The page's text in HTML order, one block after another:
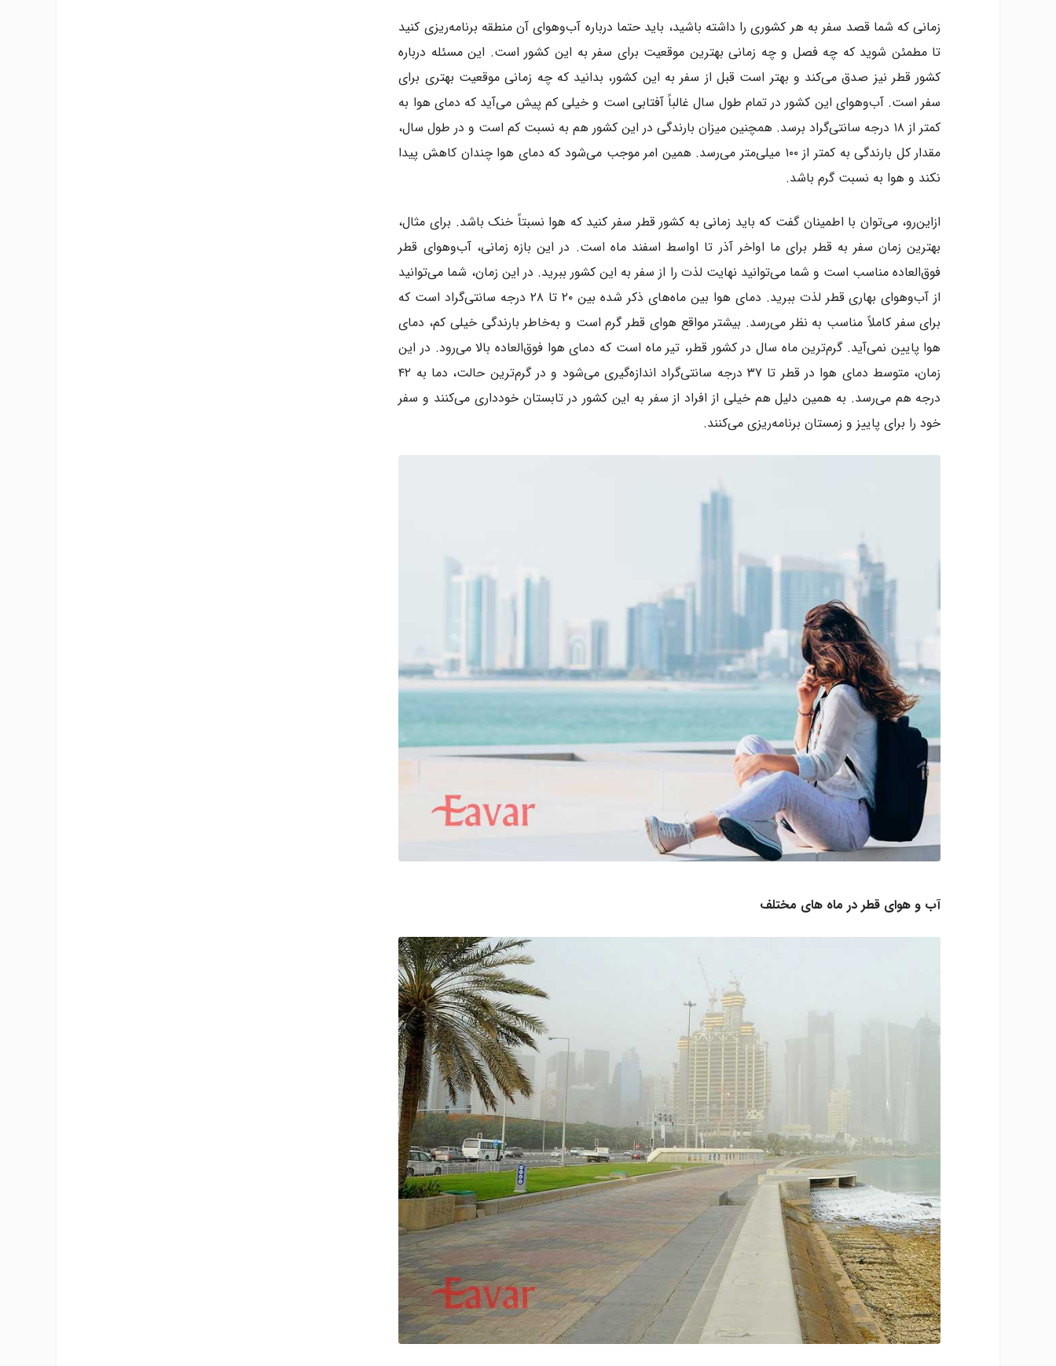
زمانی که شما قصد سفر به هر کشوری را داشته باشید، باید حتما درباره آب‌وهوای آن منطقه برنامه‌ریزی کنید
تا مطمئن شوید که چه فصل و چه زمانی بهترین موقعیت برای سفر به این کشور است. این مسئله درباره
کشور قطر نیز صدق می‌کند و بهتر است قبل از سفر به این کشور، بدانید که چه زمانی موقعیت بهتری برای
سفر است. آب‌وهوای این کشور در تمام طول سال غالباً آفتابی است و خیلی کم پیش می‌آید که دمای هوا به
کمتر از ۱۸ درجه سانتی‌گراد برسد. همچنین میزان بارندگی در این کشور هم به نسبت کم است و در طول سال،
مقدار کل بارندگی به کمتر از ۱۰۰ میلی‌متر می‌رسد. همین امر موجب می‌شود که دمای هوا چندان کاهش پیدا
نکند و هوا به نسبت گرم باشد.
ازاین‌رو، می‌توان با اطمینان گفت که باید زمانی به کشور قطر سفر کنید که هوا نسبتاً خنک باشد. برای مثال،
بهترین زمان سفر به قطر برای ما اواخر آذر تا اواسط اسفند ماه است. در این بازه زمانی، آب‌وهوای قطر
فوق‌العاده مناسب است و شما می‌توانید نهایت لذت را از سفر به این کشور ببرید. در این زمان، شما می‌توانید
از آب‌وهوای بهاری قطر لذت ببرید. دمای هوا بین ماه‌های ذکر شده بین ۲۰ تا ۲۸ درجه سانتی‌گراد است که
برای سفر کاملاً مناسب به نظر می‌رسد. بیشتر مواقع هوای قطر گرم است و به‌خاطر بارندگی خیلی کم، دمای
هوا پایین نمی‌آید. گرم‌ترین ماه سال در کشور قطر، تیر ماه است که دمای هوا فوق‌العاده بالا می‌رود. در این
زمان، متوسط دمای هوا در قطر تا ۳۷ درجه سانتی‌گراد اندازه‌گیری می‌شود و در گرم‌ترین حالت، دما به ۴۲
درجه هم می‌رسد. به همین دلیل هم خیلی از افراد از سفر به این کشور در تابستان خودداری می‌کنند و سفر
خود را برای پاییز و زمستان برنامه‌ریزی می‌کنند.
آب و هوای قطر در ماه های مختلف